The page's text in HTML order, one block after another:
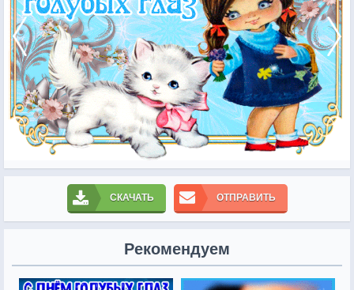
СКАЧАТЬ ОТПРАВИТЬ
Рекомендуем